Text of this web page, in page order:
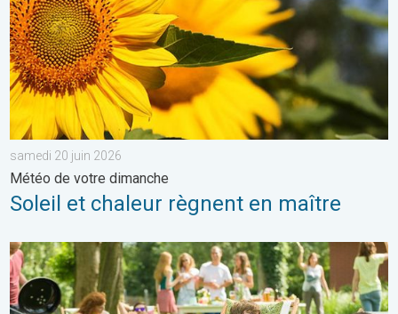
samedi 20 juin 2026
Météo de votre dimanche
Soleil et chaleur règnent en maître
Du froid glacial à une chaleur estivale. Tendance météo à 14